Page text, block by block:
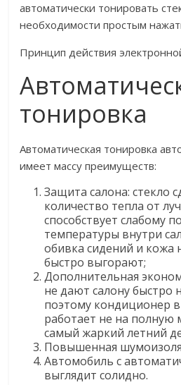
автоматически тонировать
необходимости простым
Принцип действия
тонировка
Автоматическая тонировка
имеет массу преимуществ:
Защита салона: стекло
количество тепла от
способствует слабому
температуры внутри
обивка сидений и кожа
быстро выгорают;
Дополнительная
не дают салону быстро
поэтому кондиционер
работает не на
самый жаркий летний
Повышенная
Автомобиль с
выглядит солидно.